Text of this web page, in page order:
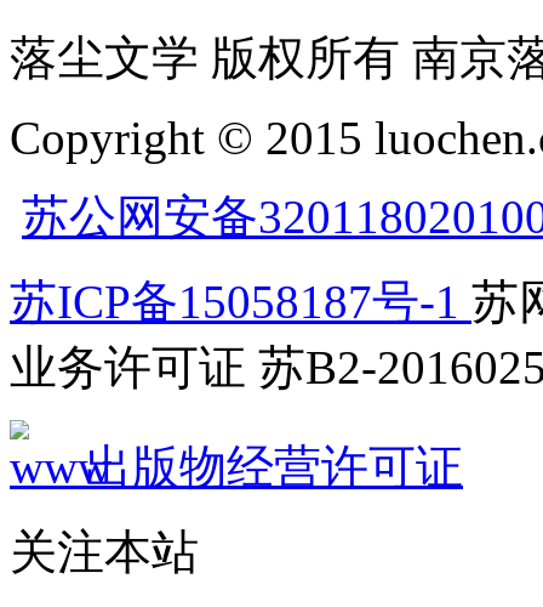
落尘文学 版权所有 南京
Copyright © 2015
苏公网安备
苏ICP备15058187号-1 苏
业务许可证 苏B2-
出版物经营许可证
关注本站